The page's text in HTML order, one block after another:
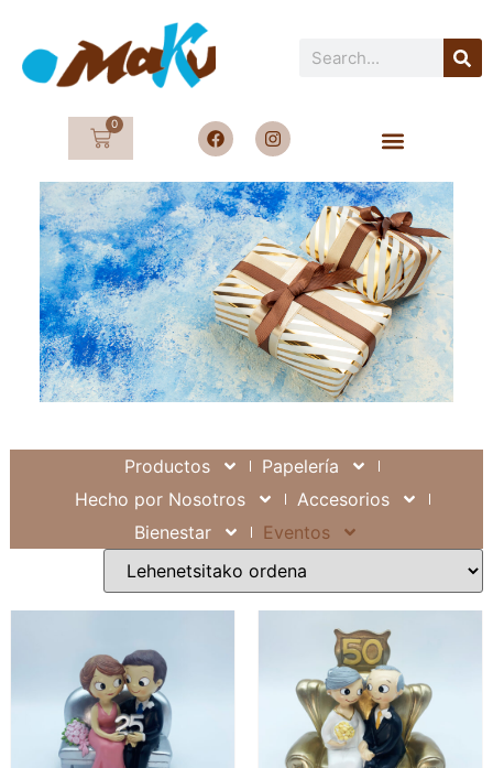
0
Productos
Papelería
Hecho por Nosotros
Accesorios
Bienestar
Eventos